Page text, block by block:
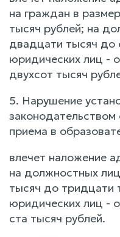
на граждан в
тысяч рублей; на
двадцати тысяч до
юридических лиц -
двухсот тысяч
5. Нарушение
приема в
влечет наложение
на должностных
тысяч до тридцати
юридических лиц -
ста тысяч рублей.